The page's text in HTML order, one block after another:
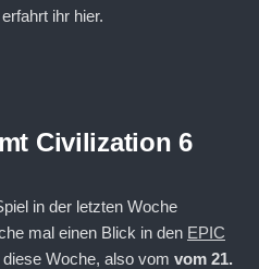
ihr hier.
Civilization 6
in der letzten Woche
mal einen Blick in den EPIC
Woche, also vom vom 21.